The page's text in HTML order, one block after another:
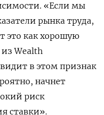
«Если мы
‌рынка труда,
это как хорошую
из Wealth
в этом признак
начнет
риск
ставки».